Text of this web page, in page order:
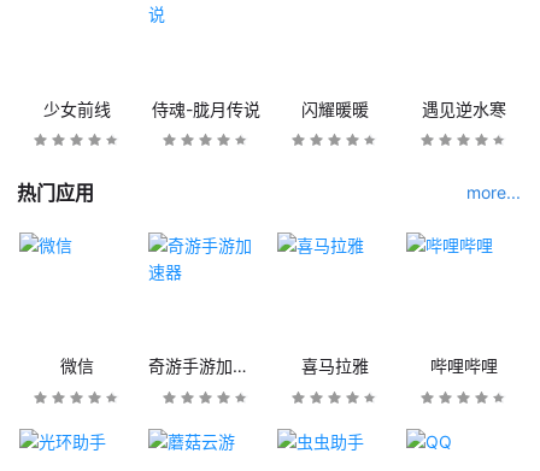
少女前线 侍魂-胧月传说 闪耀暖暖 遇见逆水寒
热门应用 more...
微信 奇游手游加速器 喜马拉雅 哔哩哔哩